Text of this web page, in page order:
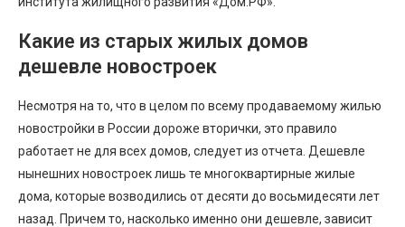
Какие из старых жилых домов
дешевле новостроек
Несмотря на то, что в целом по всему продаваемому жилью
новостройки в России дороже вторички, это правило
работает не для всех домов, следует из отчета. Дешевле
нынешних новостроек лишь те многоквартирные жилые
дома, которые возводились от десяти до восьмидесяти лет
назад. Причем то, насколько именно они дешевле, зависит